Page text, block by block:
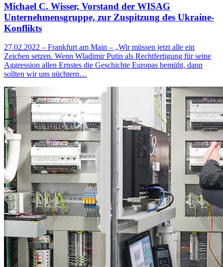
Michael C. Wisser, Vorstand der WISAG
Unternehmensgruppe, zur Zuspitzung des Ukraine-
Konflikts
27.02.2022 – Frankfurt am Main – „Wir müssen jetzt alle ein
Zeichen setzen. Wenn Wladimir Putin als Rechtfertigung für seine
Aggression allen Ernstes die Geschichte Europas bemüht, dann
sollten wir uns nüchtern…